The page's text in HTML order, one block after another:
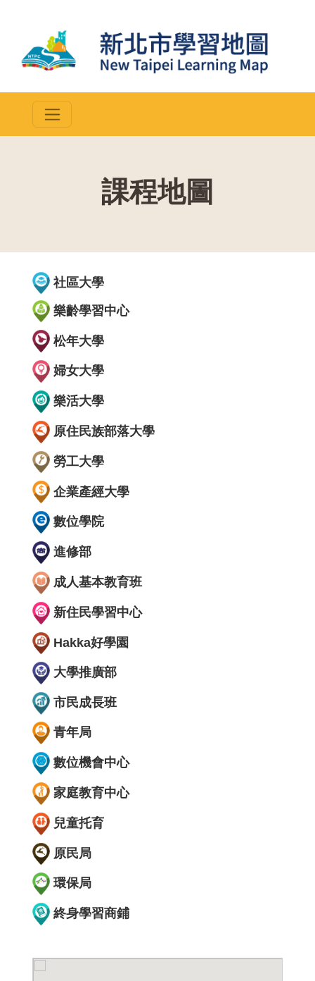
課程地圖
社區大學
樂齡學習中心
松年大學
婦女大學
樂活大學
原住民族部落大學
勞工大學
企業產經大學
數位學院
進修部
成人基本教育班
新住民學習中心
Hakka好學園
大學推廣部
市民成長班
青年局
數位機會中心
家庭教育中心
兒童托育
原民局
環保局
終身學習商鋪